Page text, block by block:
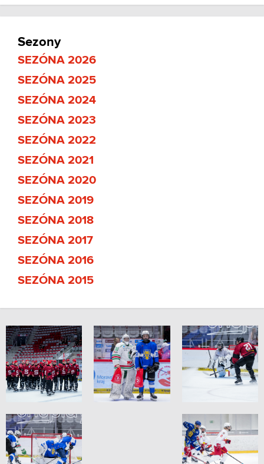
Sezony
SEZÓNA 2026
SEZÓNA 2025
SEZÓNA 2024
SEZÓNA 2023
SEZÓNA 2022
SEZÓNA 2021
SEZÓNA 2020
SEZÓNA 2019
SEZÓNA 2018
SEZÓNA 2017
SEZÓNA 2016
SEZÓNA 2015